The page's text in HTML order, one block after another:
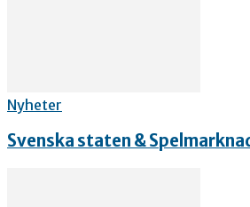
Nyheter
Svenska staten &